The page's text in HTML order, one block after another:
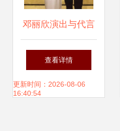
邓丽欣演出与代言
合作联系指南
查看详情
更新时间：2026-08-06
16:40:54